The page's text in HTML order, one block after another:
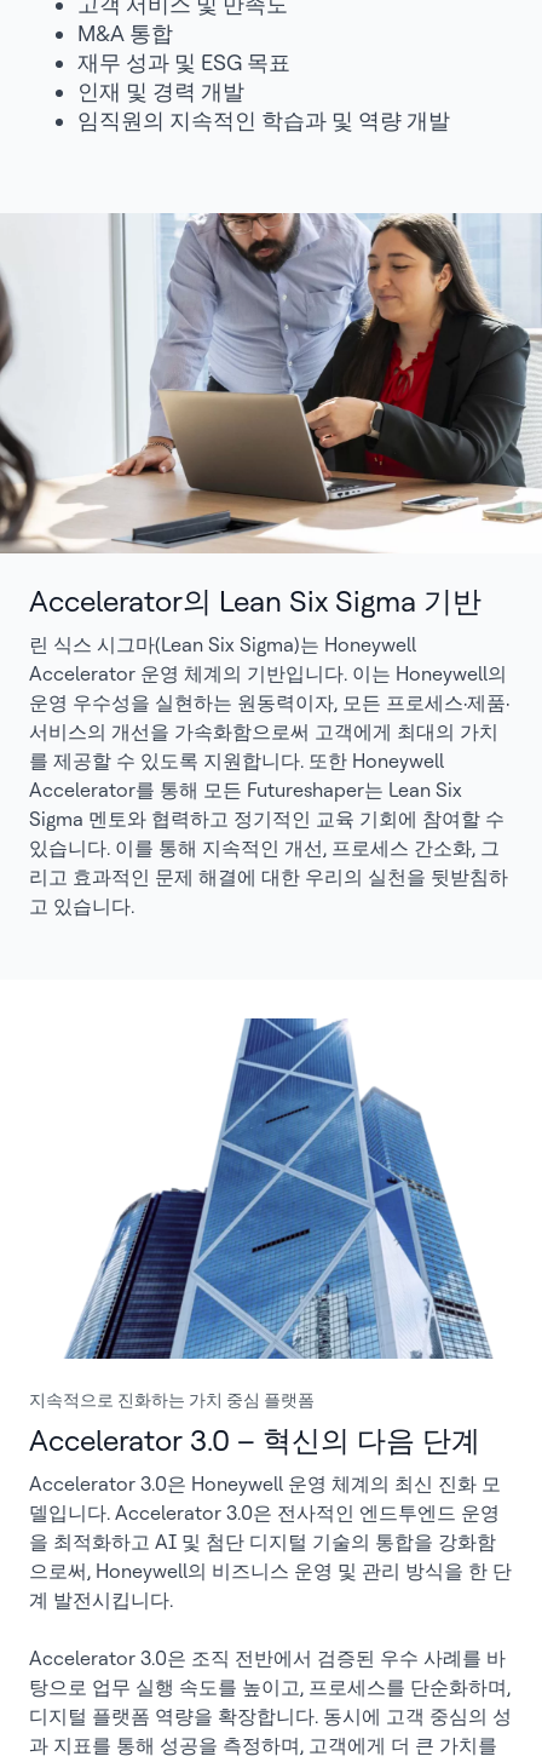
M&A 통합
재무 성과 및 ESG 목표
인재 및 경력 개발
임직원의 지속적인 학습과 및 역량 개발
Accelerator의 Lean Six Sigma 기반
린 식스 시그마(Lean Six Sigma)는 Honeywell
Accelerator 운영 체계의 기반입니다. 이는 Honeywell의
운영 우수성을 실현하는 원동력이자, 모든 프로세스·제품·
서비스의 개선을 가속화함으로써 고객에게 최대의 가치
를 제공할 수 있도록 지원합니다. 또한 Honeywell
Accelerator를 통해 모든 Futureshaper는 Lean Six
Sigma 멘토와 협력하고 정기적인 교육 기회에 참여할 수
있습니다. 이를 통해 지속적인 개선, 프로세스 간소화, 그
리고 효과적인 문제 해결에 대한 우리의 실천을 뒷받침하
고 있습니다.
지속적으로 진화하는 가치 중심 플랫폼
Accelerator 3.0 – 혁신의 다음 단계
Accelerator 3.0은 Honeywell 운영 체계의 최신 진화 모
델입니다. Accelerator 3.0은 전사적인 엔드투엔드 운영
을 최적화하고 AI 및 첨단 디지털 기술의 통합을 강화함
으로써, Honeywell의 비즈니스 운영 및 관리 방식을 한 단
계 발전시킵니다.
Accelerator 3.0은 조직 전반에서 검증된 우수 사례를 바
탕으로 업무 실행 속도를 높이고, 프로세스를 단순화하며,
디지털 플랫폼 역량을 확장합니다. 동시에 고객 중심의 성
과 지표를 통해 성공을 측정하며, 고객에게 더 큰 가치를